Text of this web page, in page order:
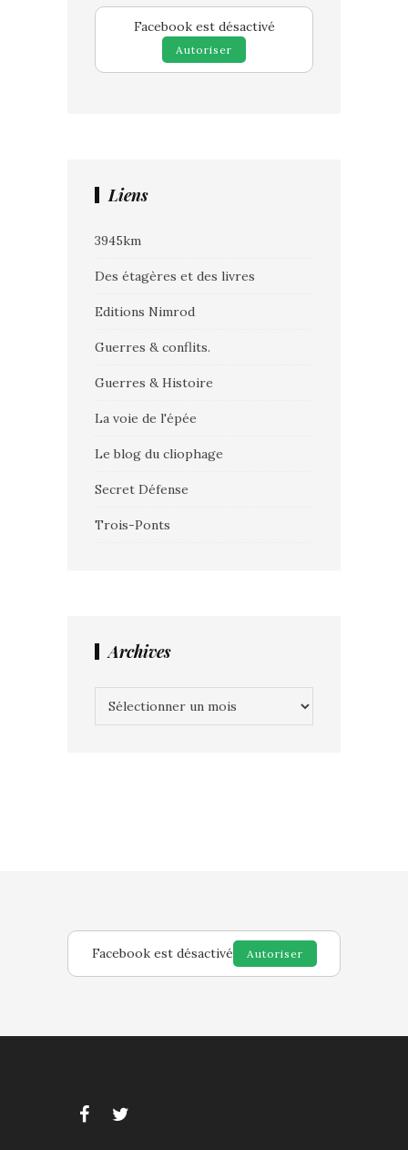
Facebook est désactivé
Autoriser
Liens
3945km
Des étagères et des livres
Editions Nimrod
Guerres & conflits.
Guerres & Histoire
La voie de l'épée
Le blog du cliophage
Secret Défense
Trois-Ponts
Archives
Facebook est désactivé Autoriser